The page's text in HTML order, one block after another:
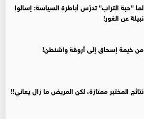
لما "حبة التراب" تدرّس أباطرة السياسة: إسالوا
نبيلة عن الغور!
من خيمة إسحاق إلى أروقة واشنطن!
نتائج المختبر ممتازة، لكن المريض ما زال يعاني!!